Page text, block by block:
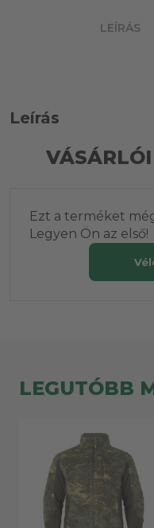
LEÍRÁS
Leírás
Ezt a terméket
Legyen Ön az első!
LEGUTÓBB